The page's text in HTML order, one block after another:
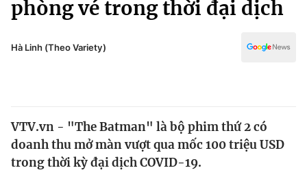
Xã hội
Pháp luật
Thế giới
Tin tức
Kinh tế
Y tế
Công nghệ
phòng vé trong thời đại dịch
Hà Linh (Theo Variety)
VTV.vn - "The Batman" là bộ phim thứ 2 có
doanh thu mở màn vượt qua mốc 100 triệu USD
trong thời kỳ đại dịch COVID-19.